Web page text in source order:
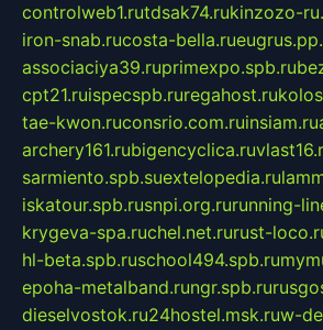
controlweb1.rutdsak74.rukinzozo-
iron-snab.rucosta-bella.ru
associaciya39.ruprimexpo.spb.ru
cpt21.ruispecspb.ruregahost.ru
tae-kwon.ruconsrio.com.ruinsiam.ru
archery161.rubigencyclica.ru
sarmiento.spb.suextelopedia.ru
iskatour.spb.rusnpi.org.rurunning-
krygeva-spa.ruchel.net.rurust-
hl-beta.spb.ruschool494.spb.ru
epoha-metalband.rungr.spb.ru
dieselvostok.ru24hostel.msk.ruw-